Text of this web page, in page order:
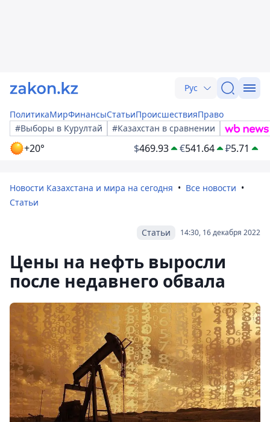
Рус
ПолитикаМирФинансыСтатьиПроисшествияПраво
#Выборы в Курултай
#Казахстан в сравнении
+20° $469.93 €541.64 ₽5.71
Новости Казахстана и мира на сегодня
Все новости
Статьи
14:30, 16 декабря 2022
Статьи
Цены на нефть выросли
после недавнего обвала